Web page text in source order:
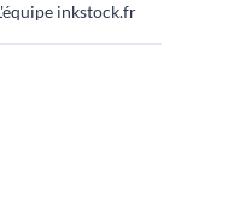
inkstock.fr